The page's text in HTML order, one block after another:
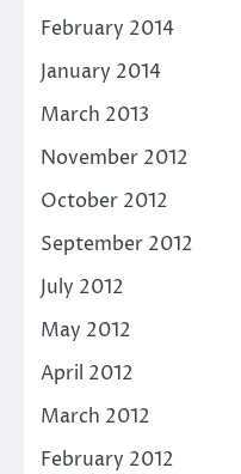
February 2014
January 2014
March 2013
November 2012
October 2012
September 2012
July 2012
May 2012
April 2012
March 2012
February 2012